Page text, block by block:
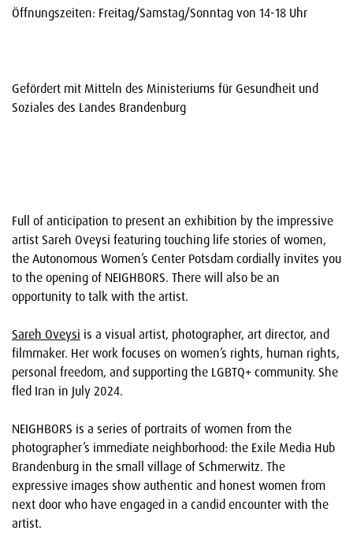
Öffnungszeiten: Freitag/Samstag/Sonntag von 14-18 Uhr
Gefördert mit Mitteln des Ministeriums für Gesundheit und
Soziales des Landes Brandenburg
Full of anticipation to present an exhibition by the impressive
artist Sareh Oveysi featuring touching life stories of women,
the Autonomous Women’s Center Potsdam cordially invites you
to the opening of NEIGHBORS. There will also be an
opportunity to talk with the artist.
Sareh Oveysi is a visual artist, photographer, art director, and
filmmaker. Her work focuses on women’s rights, human rights,
personal freedom, and supporting the LGBTQ+ community. She
fled Iran in July 2024.
NEIGHBORS is a series of portraits of women from the
photographer’s immediate neighborhood: the Exile Media Hub
Brandenburg in the small village of Schmerwitz. The
expressive images show authentic and honest women from
next door who have engaged in a candid encounter with the
artist.